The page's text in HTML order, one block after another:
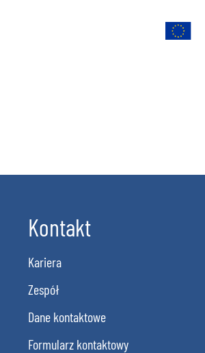
Kontakt
Kariera
Zespół
Dane kontaktowe
Formularz kontaktowy